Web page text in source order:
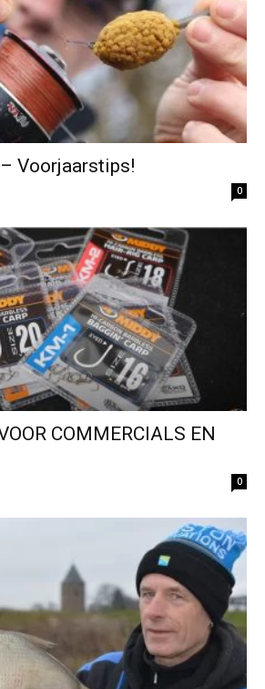
Voorjaarstips!
0
COMMERCIALS EN
0